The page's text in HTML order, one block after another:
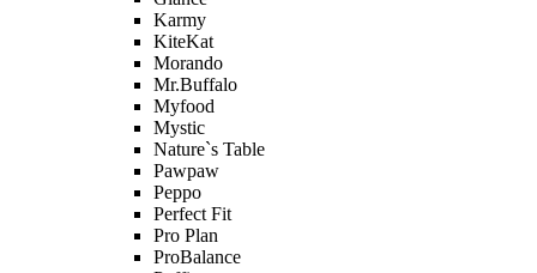
Karmy
KiteKat
Morando
Mr.Buffalo
Myfood
Mystic
Nature`s Table
Pawpaw
Peppo
Perfect Fit
Pro Plan
ProBalance